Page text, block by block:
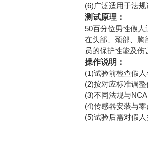
(6)广泛适用于法
测试原理：
50百分位男性假
在头部、颈部、胸
员的保护性能及伤
操作说明：
(1)试验前检查假
(2)按对应标准调
(3)不同法规与
(4)传感器安装与
(5)试验后需对假